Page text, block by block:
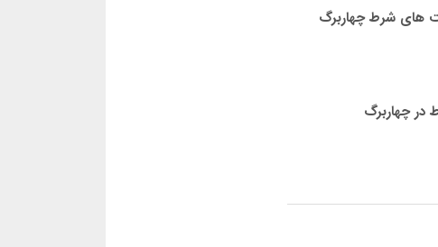
های شرط چهاربرگ
در چهاربرگ